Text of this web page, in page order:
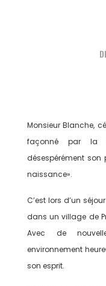
Monsieur Blanche,
façonné par la
désespérément son
naissance».
C’est lors d’un
dans un village de
Avec de
environnement
son esprit.